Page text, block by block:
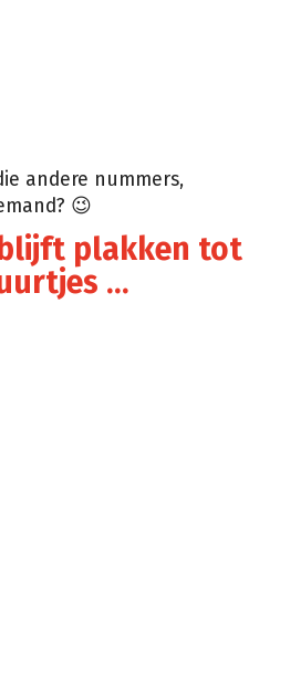
andere nummers,
😉
blijft plakken tot
…